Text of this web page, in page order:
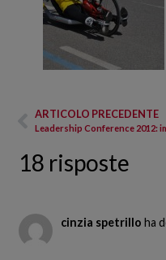
ARTICOLO PRECEDENTE
18 risposte
cinzia spetrillo ha